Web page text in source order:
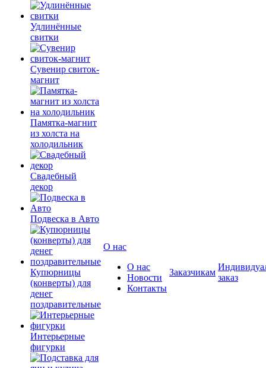
Удлинённые
свитки
Сувенир свиток-
магнит
Памятка-магнит
из холста на
холодильник
Свадебный
декор
Подвеска в Авто
Купюрницы
(конверты) для
денег
поздравительные
Интерьерные
фигурки
О нас
О нас
Новости
Контакты
Заказчикам
заказ